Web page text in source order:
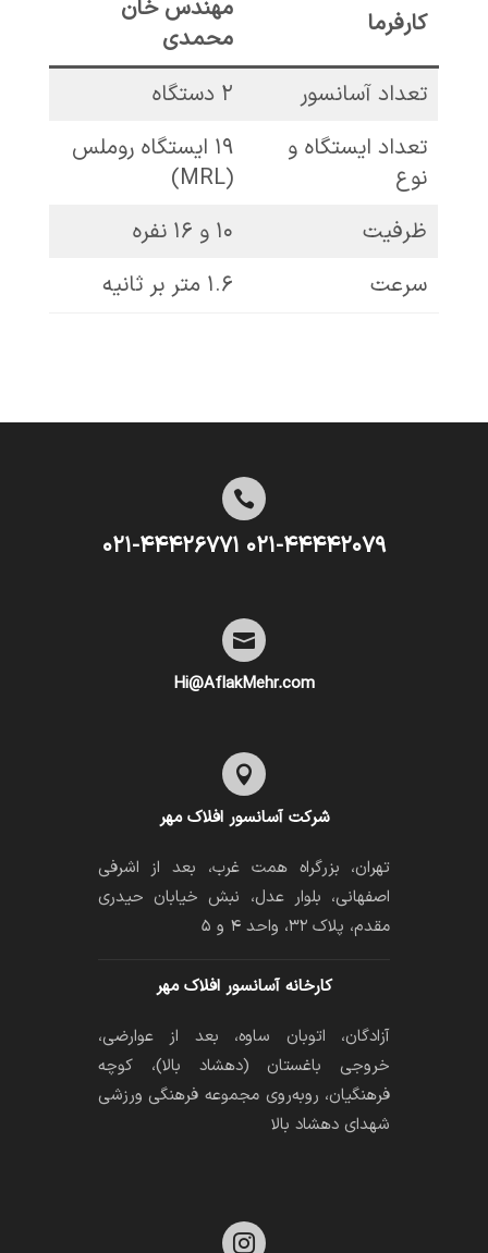
کارفرما
مهندس خان
محمدی
تعداد آسانسور
۲ دستگاه
تعداد ایستگاه و
نوع
۱۹ ایستگاه روملس
(MRL)
ظرفیت
۱۰ و ۱۶ نفره
سرعت
۱.۶ متر بر ثانیه

۰۲۱-۴۴۴۴۲۰۷۹ ۰۲۱-۴۴۴۲۶۷۷۱

Hi@AflakMehr.com

شرکت آسانسور افلاک مهر
تهران، بزرگراه همت غرب، بعد از اشرفی
اصفهانی، بلوار عدل، نبش خیابان حیدری
مقدم، پلاک ۳۲، واحد ۴ و ۵
کارخانه آسانسور افلاک مهر
آزادگان، اتوبان ساوه، بعد از عوارضی،
خروجی باغستان (دهشاد بالا)، کوچه
فرهنگیان، رو‌به‌روی مجموعه فرهنگی ورزشی
شهدای دهشاد بالا
